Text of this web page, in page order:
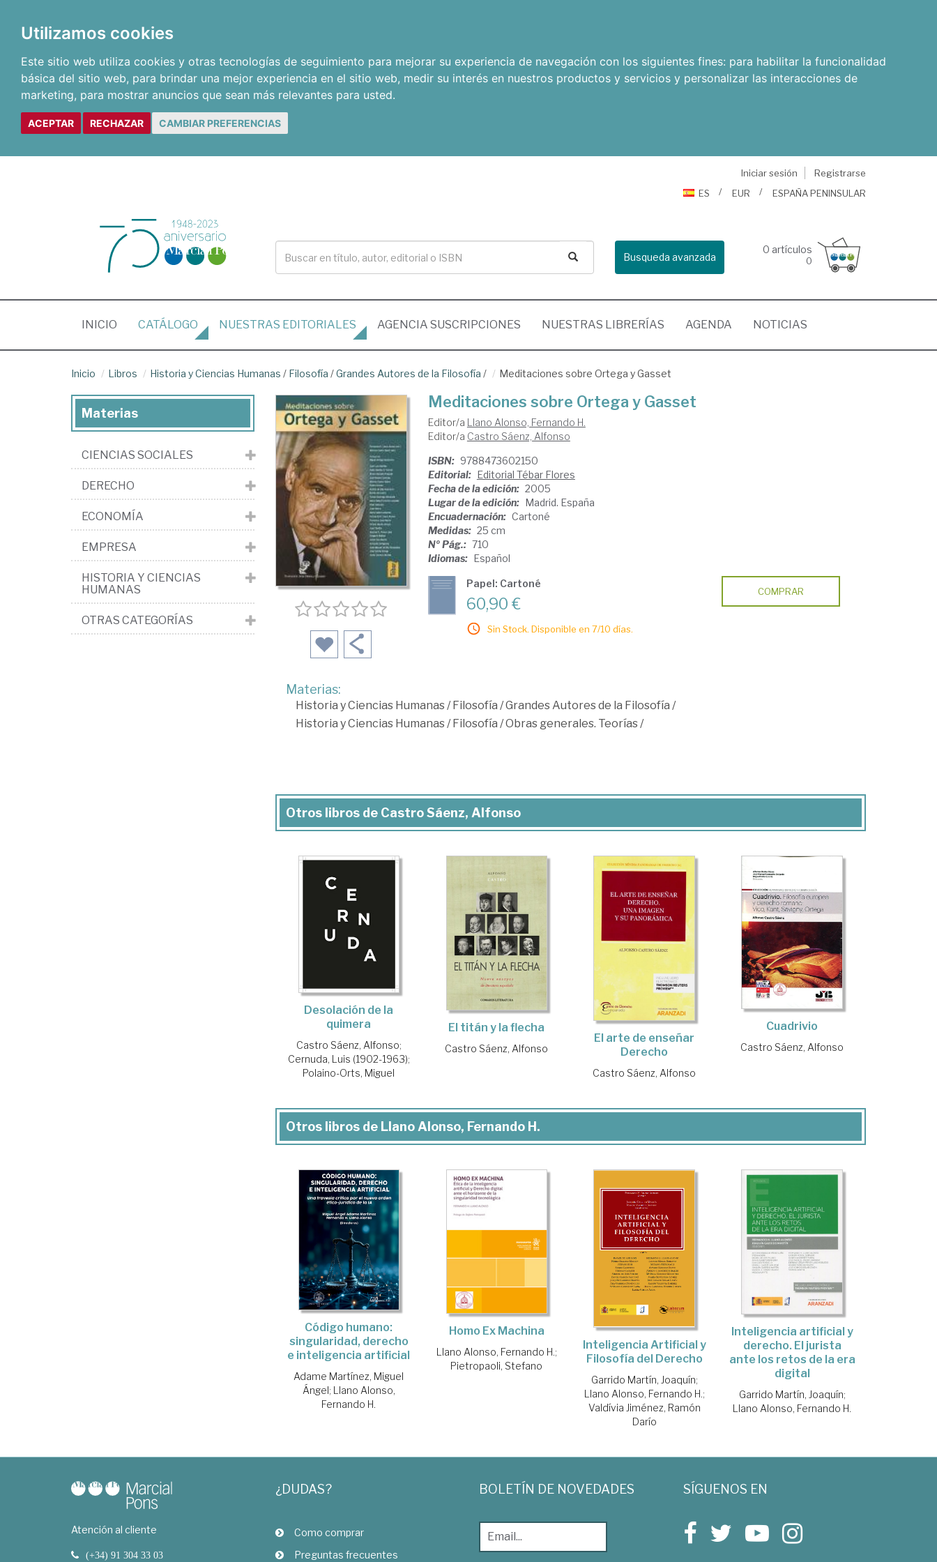
Utilizamos cookies
Este sitio web utiliza cookies y otras tecnologías de seguimiento para mejorar su experiencia de navegación con los siguientes fines: para habilitar la funcionalidad
básica del sitio web, para brindar una mejor experiencia en el sitio web, medir su interés en nuestros productos y servicios y personalizar las interacciones de
marketing, para mostrar anuncios que sean más relevantes para usted.
ACEPTAR RECHAZAR CAMBIAR PREFERENCIAS
Iniciar sesión
Registrarse
ES
EUR ESPAÑA PENINSULAR
Busqueda avanzada
0 artículos
0
INICIO (CURRENT)
CATÁLOGO NUESTRAS EDITORIALES AGENCIA SUSCRIPCIONES NUESTRAS LIBRERÍAS AGENDA NOTICIAS
Inicio Libros Historia y Ciencias Humanas / Filosofía /Grandes Autores de la Filosofía / Meditaciones sobre Ortega y Gasset
Meditaciones sobre Ortega y Gasset
Editor/a Llano Alonso, Fernando H.
Editor/a Castro Sáenz, Alfonso
ISBN: 9788473602150
Editorial: Editorial Tébar Flores
Fecha de la edición: 2005
Lugar de la edición: Madrid. España
Encuadernación: Cartoné
Medidas: 25 cm
Nº Pág.: 710
Idiomas: Español
Papel: Cartoné
60,90 €
Sin Stock. Disponible en 7/10 días.
COMPRAR
Materias:
Historia y Ciencias Humanas/Filosofía /Grandes Autores de la Filosofía /
Historia y Ciencias Humanas/Filosofía /Obras generales. Teorías/
Otros libros de Castro Sáenz, Alfonso
Desolación de la
quimera
Castro Sáenz, Alfonso;
Cernuda, Luis (1902-1963);
Polaino-Orts, Miguel
El titán y la flecha
Castro Sáenz, Alfonso
El arte de enseñar
Derecho
Castro Sáenz, Alfonso
Cuadrivio
Castro Sáenz, Alfonso
Otros libros de Llano Alonso, Fernando H.
Código humano:
singularidad, derecho
e inteligencia artificial
Adame Martínez, Miguel
Ángel; Llano Alonso,
Fernando H.
Homo Ex Machina
Llano Alonso, Fernando H.;
Pietropaoli, Stefano
Inteligencia Artificial y
Filosofía del Derecho
Garrido Martín, Joaquín;
Llano Alonso, Fernando H.;
Valdívia Jiménez, Ramón
Darío
Inteligencia artificial y
derecho. El jurista
ante los retos de la era
digital
Garrido Martín, Joaquín;
Llano Alonso, Fernando H.
Materias
CIENCIAS SOCIALES
DERECHO
ECONOMÍA
EMPRESA
HISTORIA Y CIENCIAS
HUMANAS
OTRAS CATEGORÍAS
Atención al cliente
(+34) 91 304 33 03
¿DUDAS?
Como comprar
Preguntas frecuentes
BOLETÍN DE NOVEDADES SÍGUENOS EN